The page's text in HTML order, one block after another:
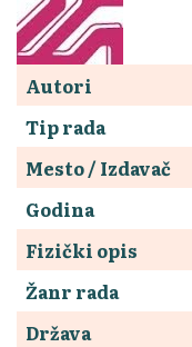
Autori
Tip rada
Mesto / Izdavač
Godina
Fizički opis
Žanr rada
Država